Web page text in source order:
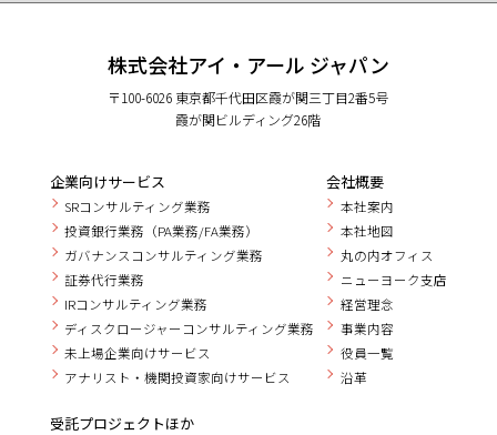
株式会社アイ・アール ジャパン
〒100-6026 東京都千代田区霞が関三丁目2番5号
霞が関ビルディング26階
企業向けサービス
SRコンサルティング業務
投資銀行業務（PA業務/FA業務）
ガバナンスコンサルティング業務
証券代行業務
IRコンサルティング業務
ディスクロージャーコンサルティング業務
未上場企業向けサービス
アナリスト・機関投資家向けサービス
受託プロジェクトほか
会社概要
本社案内
本社地図
丸の内オフィス
ニューヨーク支店
経営理念
事業内容
役員一覧
沿革